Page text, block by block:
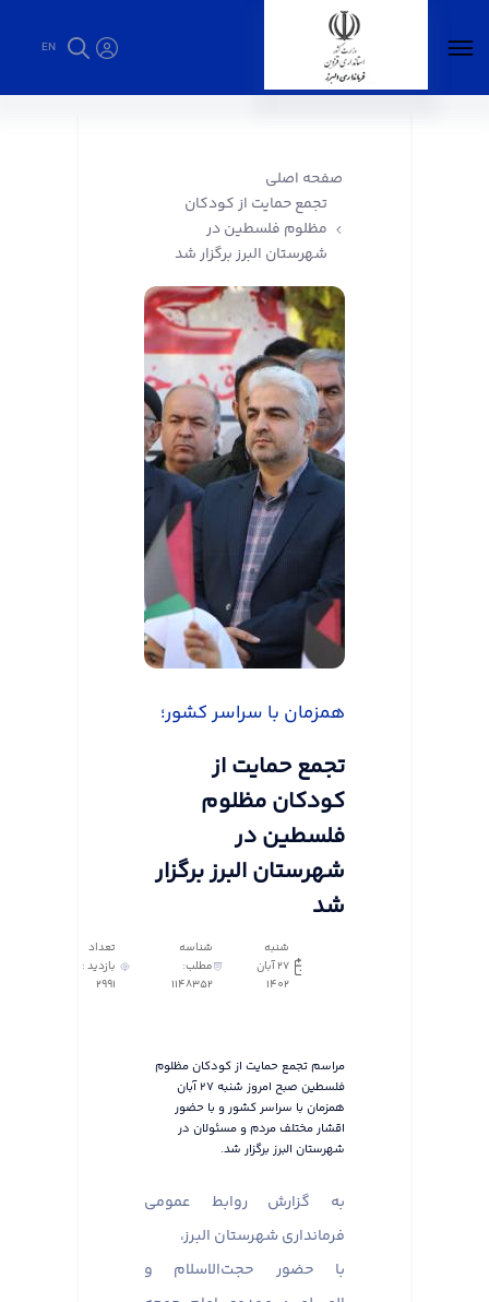
EN
صفحه اصلی
تجمع حمایت از کودکان
مظلوم فلسطین در
شهرستان البرز برگزار شد
همزمان با سراسر کشور؛
تجمع حمایت از
کودکان مظلوم
فلسطین در
شهرستان البرز برگزار
شد
شنبه
27 آبان
1402
شناسه
مطلب:
1148352
تعداد
بازدید :
2991
مراسم تجمع حمایت از کودکان مظلوم
فلسطین صبح امروز شنبه ۲۷ آبان
همزمان با سراسر کشور و با حضور
اقشار مختلف مردم و مسئولان در
شهرستان البرز برگزار شد.
به گزارش روابط عمومی
فرمانداری شهرستان البرز،
با حضور حجت‌الاسلام و